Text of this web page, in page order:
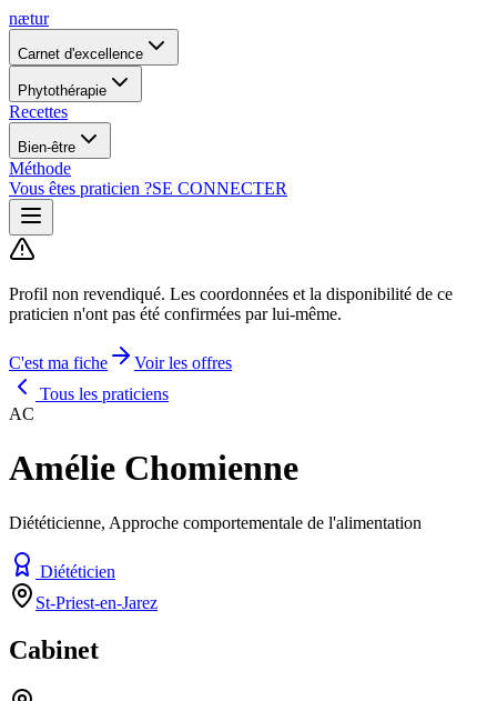
nætur
Carnet d'excellence
Phytothérapie
Recettes
Bien-être
Méthode
Vous êtes praticien ?SE CONNECTER
Profil non revendiqué. Les coordonnées et la disponibilité de ce
praticien n'ont pas été confirmées par lui-même.
C'est ma fiche
Voir les offres
Tous les praticiens
AC
Amélie Chomienne
Diététicienne, Approche comportementale de l'alimentation
Diététicien
St-Priest-en-Jarez
Cabinet